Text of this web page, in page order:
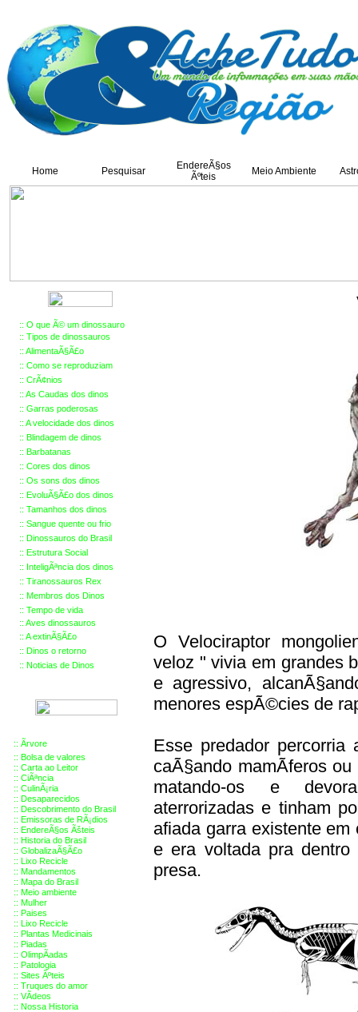
Home Pesquisar
EndereÃ§os
Ãºteis
Meio Ambiente
:: O que Ã© um dinossauro
:: Tipos de dinossauros
:: AlimentaÃ§Ã£o
:: Como se reproduziam
:: CrÃ¢nios
:: As Caudas dos dinos
:: Garras poderosas
:: A velocidade dos dinos
:: Blindagem de dinos
:: Barbatanas
:: Cores dos dinos
:: Os sons dos dinos
:: EvoluÃ§Ã£o dos dinos
:: Tamanhos dos dinos
:: Sangue quente ou frio
:: Dinossauros do Brasil
:: Estrutura Social
:: InteligÃªncia dos dinos
:: Tiranossauros Rex
:: Membros dos Dinos
:: Tempo de vida
:: Aves dinossauros
:: A extinÃ§Ã£o
:: Dinos o retorno
:: Noticias de Dinos
:: Ãrvore
:: Bolsa de valores
:: Carta ao Leitor
:: CiÃªncia
:: CulinÃ¡ria
:: Desaparecidos
:: Descobrimento do Brasil
:: Emissoras de RÃ¡dios
:: EndereÃ§os Ãšteis
:: Historia do Brasil
:: GlobalizaÃ§Ã£o
:: Lixo Recicle
:: Mandamentos
:: Mapa do Brasil
:: Meio ambiente
:: Mulher
:: Paises
:: Lixo Recicle
:: Plantas Medicinais
:: Piadas
:: OlimpÃ­adas
:: Patologia
:: Sites Ãºteis
:: Truques do amor
:: VÃ­deos
:: Nossa Historia
O Velociraptor
veloz " vivia em grandes
e agressivo,
menores espÃ©cies de
Esse predador percorria
caÃ§ando mamÃ­feros
matando-os e
aterrorizadas e tinham
afiada garra existente
e era voltada pra
presa.